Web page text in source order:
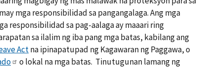
mga responsibilidad sa pangangalaga. Ang mga
responsibilidad sa pag-aalaga ay maaari ring
sa ilalim ng iba pang mga batas, kabilang ang
Actna ipinapatupad ng Kagawaran ng Paggawa, o
o lokal na mga batas. Tinutugunan lamang ng